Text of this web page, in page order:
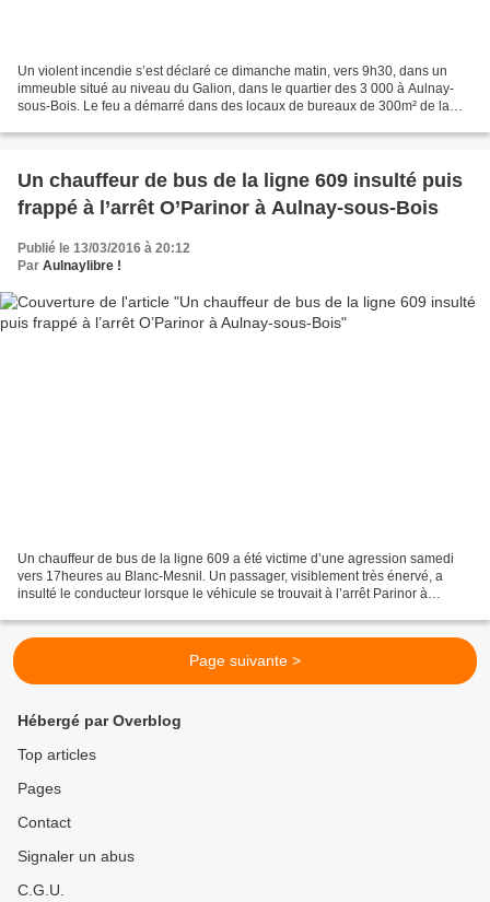
Un violent incendie s’est déclaré ce dimanche matin, vers 9h30, dans un
immeuble situé au niveau du Galion, dans le quartier des 3 000 à Aulnay-
sous-Bois. Le feu a démarré dans des locaux de bureaux de 300m² de la
Un chauffeur de bus de la ligne 609 insulté puis
frappé à l’arrêt O’Parinor à Aulnay-sous-Bois
Publié le 13/03/2016 à 20:12
Par Aulnaylibre !
Un chauffeur de bus de la ligne 609 a été victime d’une agression samedi
vers 17heures au Blanc-Mesnil. Un passager, visiblement très énervé, a
insulté le conducteur lorsque le véhicule se trouvait à l’arrêt Parinor à
Page suivante >
Hébergé par Overblog
Top articles
Pages
Contact
Signaler un abus
C.G.U.